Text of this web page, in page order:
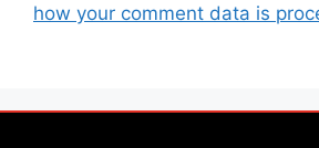
how your comment data is